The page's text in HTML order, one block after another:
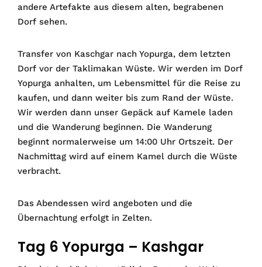
andere Artefakte aus diesem alten, begrabenen
Dorf sehen.
Transfer von Kaschgar nach Yopurga, dem letzten
Dorf vor der Taklimakan Wüste. Wir werden im Dorf
Yopurga anhalten, um Lebensmittel für die Reise zu
kaufen, und dann weiter bis zum Rand der Wüste.
Wir werden dann unser Gepäck auf Kamele laden
und die Wanderung beginnen. Die Wanderung
beginnt normalerweise um 14:00 Uhr Ortszeit. Der
Nachmittag wird auf einem Kamel durch die Wüste
verbracht.
Das Abendessen wird angeboten und die
Übernachtung erfolgt in Zelten.
Tag 6 Yopurga – Kashgar